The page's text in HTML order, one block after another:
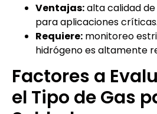
Ventajas:alta calidad
para aplicaciones críticas.
Requiere: monitoreo
hidrógeno es altamente
Factores a
el Tipo de Gas